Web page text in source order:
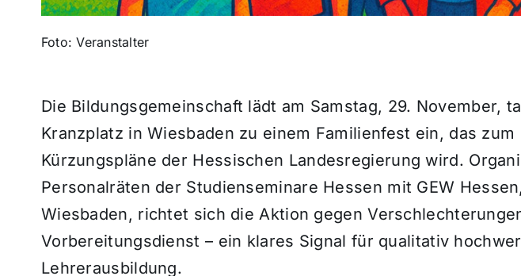
Foto: Veranstalter
Die Bildungsgemeinschaft lädt am Samstag, 29. November,
Kranzplatz in Wiesbaden zu einem Familienfest ein, das
Kürzungspläne der Hessischen Landesregierung wird.
Personalräten der Studienseminare Hessen mit GEW
Wiesbaden, richtet sich die Aktion gegen
Vorbereitungsdienst – ein klares Signal für qualitativ
Lehrerausbildung.